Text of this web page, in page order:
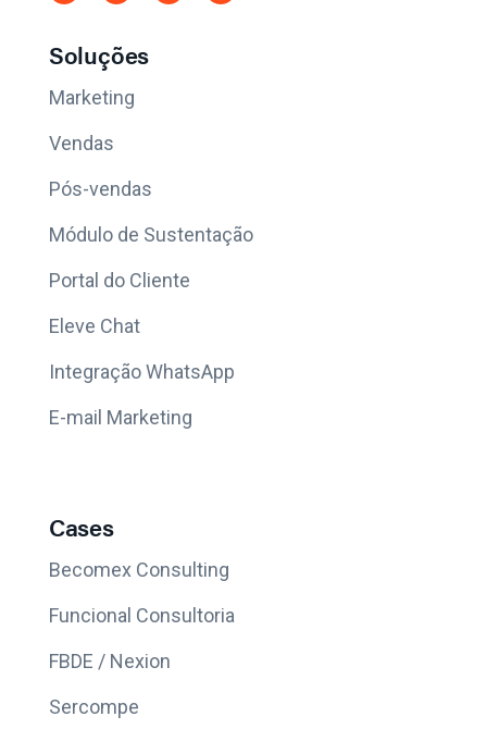
Soluções
Marketing
Vendas
Pós-vendas
Módulo de Sustentação
Portal do Cliente
Eleve Chat
Integração WhatsApp
E-mail Marketing
Cases
Becomex Consulting
Funcional Consultoria
FBDE / Nexion
Sercompe